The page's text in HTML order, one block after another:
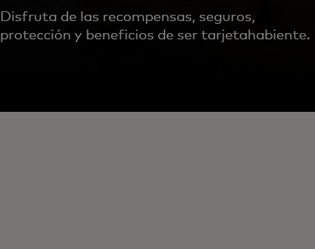
Disfruta de las recompensas, seguros,
protección y beneficios de ser tarjetahabiente.